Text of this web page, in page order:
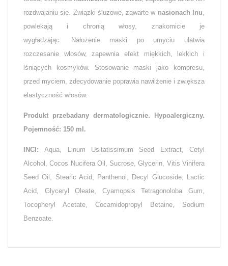
rozdwajaniu się. Związki śluzowe, zawarte w nasionach lnu,
powlekają i chronią włosy, znakomicie je
wygładzając. Nałożenie maski po umyciu ułatwia
rozczesanie włosów, zapewnia efekt miękkich, lekkich i
lśniących kosmyków. Stosowanie maski jako kompresu,
przed myciem, zdecydowanie poprawia nawilżenie i zwiększa
elastyczność włosów.
Produkt przebadany dermatologicznie. Hypoalergiczny.
Pojemność: 150 ml.
INCI:Aqua, Linum Usitatissimum Seed Extract, Cetyl
Alcohol, Cocos Nucifera Oil, Sucrose, Glycerin, Vitis Vinifera
Seed Oil, Stearic Acid, Panthenol, Decyl Glucoside, Lactic
Acid, Glyceryl Oleate, Cyamopsis Tetragonoloba Gum,
Tocopheryl Acetate, Cocamidopropyl Betaine, Sodium
Benzoate.